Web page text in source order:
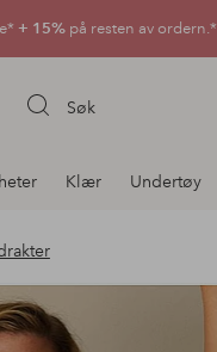
+ 15%på resten av ordern.*
Søk
Klær Undertøy